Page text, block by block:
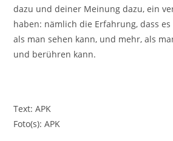
dazu und deiner Meinung dazu, ein
haben: nämlich die Erfahrung, dass
als man sehen kann, und mehr, als
und berühren kann.
Text: APK
Foto(s): APK